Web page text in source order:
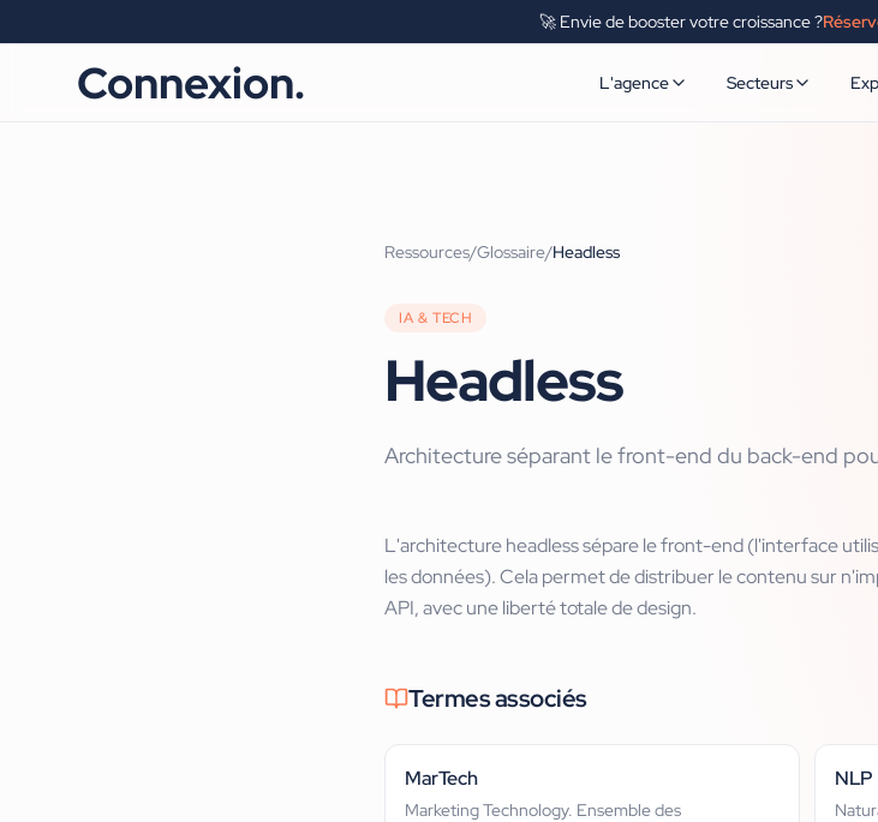
🚀 Envie de booster votre croissance ?
Connexion. L'agence Secteurs
Ressources/Glossaire/Headless
IA & TECH
Headless
Architecture séparant le front-end du back-end
L'architecture headless sépare le front-end (l'interface
les données). Cela permet de distribuer le contenu sur
API, avec une liberté totale de design.
Termes associés
MarTech
Marketing Technology. Ensemble des
NLP